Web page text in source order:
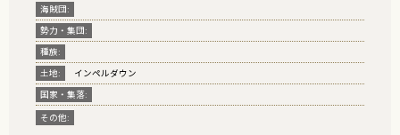
海賊団:
勢力・集団:
種族:
土地:
インペルダウン
国家・集落:
その他: